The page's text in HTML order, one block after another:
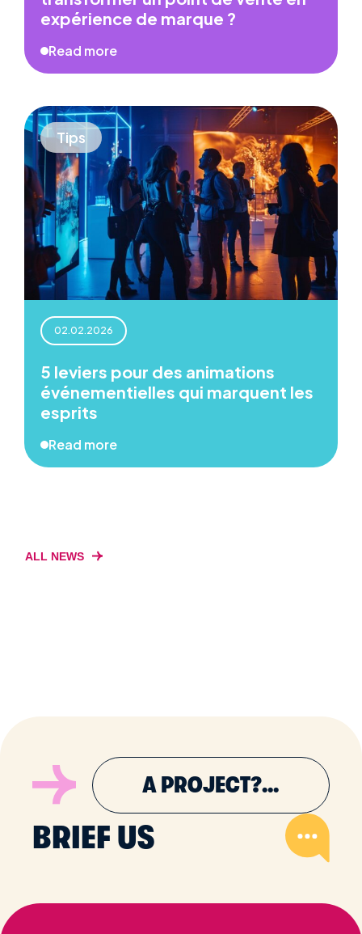
expérience de marque ?
Read more
Tips
02.02.2026
5 leviers pour des animations
événementielles qui marquent les
esprits
Read more
ALL NEWS
A PROJECT?...
BRIEF US